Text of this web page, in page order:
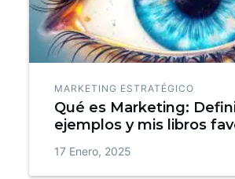
MARKETING ESTRATÉGICO
Qué es Marketing:
ejemplos y mis libros
17 Enero, 2025